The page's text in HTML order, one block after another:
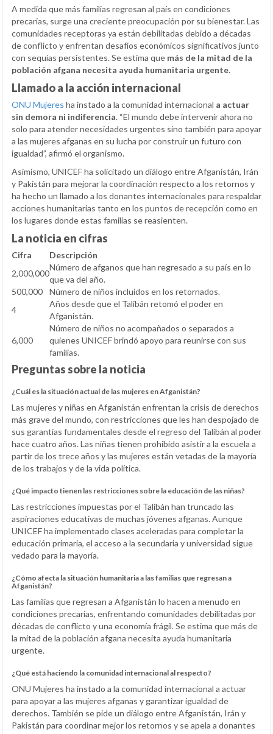
A medida que más familias regresan al país en condiciones
precarias, surge una creciente preocupación por su bienestar. Las
comunidades receptoras ya están debilitadas debido a décadas
de conflicto y enfrentan desafíos económicos significativos junto
con sequías persistentes. Se estima que más de la mitad de la
población afgana necesita ayuda humanitaria urgente.
Llamado a la acción internacional
ONU Mujeres ha instado a la comunidad internacional a actuar
sin demora ni indiferencia. “El mundo debe intervenir ahora no
solo para atender necesidades urgentes sino también para apoyar
a las mujeres afganas en su lucha por construir un futuro con
igualdad”, afirmó el organismo.
Asimismo, UNICEF ha solicitado un diálogo entre Afganistán, Irán
y Pakistán para mejorar la coordinación respecto a los retornos y
ha hecho un llamado a los donantes internacionales para respaldar
acciones humanitarias tanto en los puntos de recepción como en
los lugares donde estas familias se reasienten.
La noticia en cifras
Cifra
Descripción
2,000,000
Número de afganos que han regresado a su país en lo
que va del año.
500,000
Número de niños incluidos en los retornados.
4
Años desde que el Talibán retomó el poder en
Afganistán.
6,000
Número de niños no acompañados o separados a
quienes UNICEF brindó apoyo para reunirse con sus
familias.
Preguntas sobre la noticia
¿Cuál es la situación actual de las mujeres en Afganistán?
Las mujeres y niñas en Afganistán enfrentan la crisis de derechos
más grave del mundo, con restricciones que les han despojado de
sus garantías fundamentales desde el regreso del Talibán al poder
hace cuatro años. Las niñas tienen prohibido asistir a la escuela a
partir de los trece años y las mujeres están vetadas de la mayoría
de los trabajos y de la vida política.
¿Qué impacto tienen las restricciones sobre la educación de las niñas?
Las restricciones impuestas por el Talibán han truncado las
aspiraciones educativas de muchas jóvenes afganas. Aunque
UNICEF ha implementado clases aceleradas para completar la
educación primaria, el acceso a la secundaria y universidad sigue
vedado para la mayoría.
¿Cómo afecta la situación humanitaria a las familias que regresan a
Afganistán?
Las familias que regresan a Afganistán lo hacen a menudo en
condiciones precarias, enfrentando comunidades debilitadas por
décadas de conflicto y una economía frágil. Se estima que más de
la mitad de la población afgana necesita ayuda humanitaria
urgente.
¿Qué está haciendo la comunidad internacional al respecto?
ONU Mujeres ha instado a la comunidad internacional a actuar
para apoyar a las mujeres afganas y garantizar igualdad de
derechos. También se pide un diálogo entre Afganistán, Irán y
Pakistán para coordinar mejor los retornos y se apela a donantes